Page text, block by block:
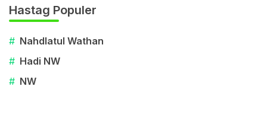
Hastag Populer
# Nahdlatul Wathan
# Hadi NW
# NW